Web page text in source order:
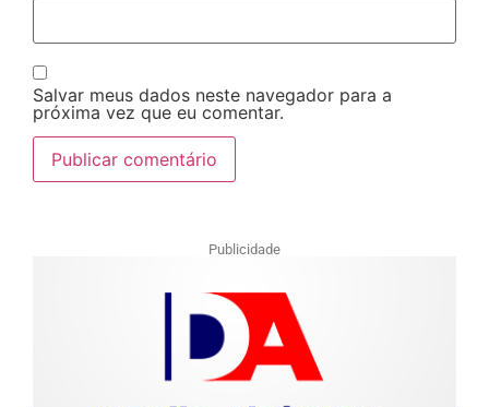
Salvar meus dados neste navegador para a
próxima vez que eu comentar.
Publicidade